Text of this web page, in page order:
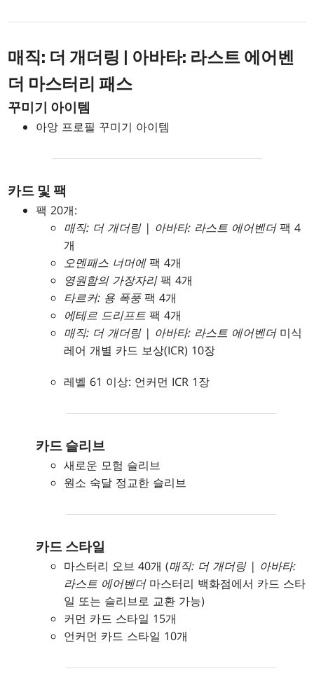
매직: 더 개더링 | 아바타: 라스트 에어벤
더 마스터리 패스
꾸미기 아이템
아앙 프로필 꾸미기 아이템
카드 및 팩
팩 20개:
매직: 더 개더링 | 아바타: 라스트 에어벤더팩 4
개
오멘패스 너머에팩 4개
영원함의 가장자리팩 4개
타르커: 용 폭풍팩 4개
에테르 드리프트 팩 4개
매직: 더 개더링 | 아바타: 라스트 에어벤더미식
레어 개별 카드 보상(ICR) 10장
레벨 61 이상: 언커먼 ICR 1장
카드 슬리브
새로운 모험 슬리브
원소 숙달 정교한 슬리브
카드 스타일
마스터리 오브 40개 (매직: 더 개더링 | 아바타:
라스트 에어벤더마스터리 백화점에서 카드 스타
일 또는 슬리브로 교환 가능)
커먼 카드 스타일 15개
언커먼 카드 스타일 10개